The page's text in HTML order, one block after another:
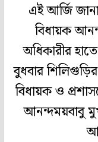
এই আর্জি
বিধায়ক
অধিকারীর
বুধবার
বিধায়ক ও
আনন্দময়বাবু